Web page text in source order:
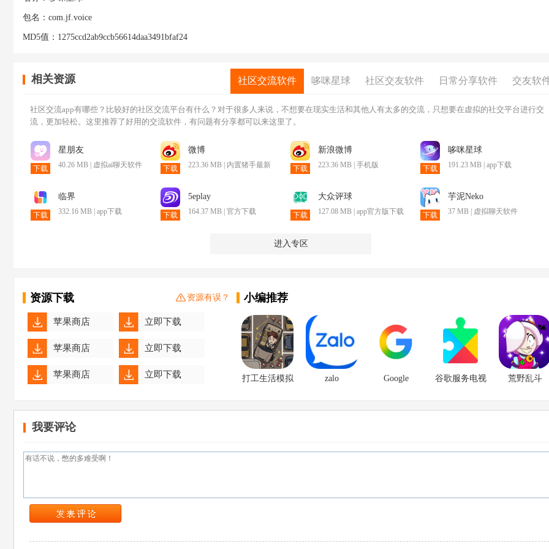
包名： com.jf.voice
MD5值： 1275ccd2ab9ccb56614daa3491bfaf24
相关资源 社区交流软件 哆咪星球 社区交友软件 日常分享软件 交友软
社区交流app有哪些？比较好的社区交流平台有什么？对于很多人来说，不想要在现实生活和其他人有太多的交流，只想要在虚拟的社交平台进行交
流，更加轻松。这里推荐了好用的交流软件，有问题有分享都可以来这里了。
下载
星朋友
40.26 MB | 虚拟ai聊天软件 下载
微博
223.36 MB | 内置猪手最新
下载
新浪微博
223.36 MB | 手机版 下载
哆咪星球
191.23 MB | app下载
下载
临界
332.16 MB | app下载 下载
5eplay
164.37 MB | 官方下载 下载
大众评球
127.08 MB | app官方版下载 下载
芋泥Neko
37 MB | 虚拟聊天软件
进入专区
资源下载 资源有误？
苹果商店 立即下载
苹果商店 立即下载
苹果商店 立即下载
苹果商店
苹果商店 立即下载
苹果商店
小编推荐
打工生活模拟
zalo Google
谷歌服务电视
荒野乱斗
我要评论